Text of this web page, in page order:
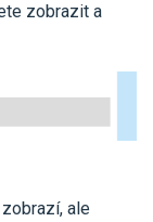
zobrazit a
ale